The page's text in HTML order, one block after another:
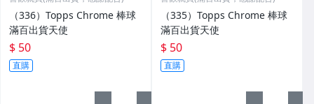
（336）Topps Chrome 棒球
滿百出貨天使
$ 50
直購
（335）Topps Chrome 棒球
滿百出貨天使
$ 50
直購